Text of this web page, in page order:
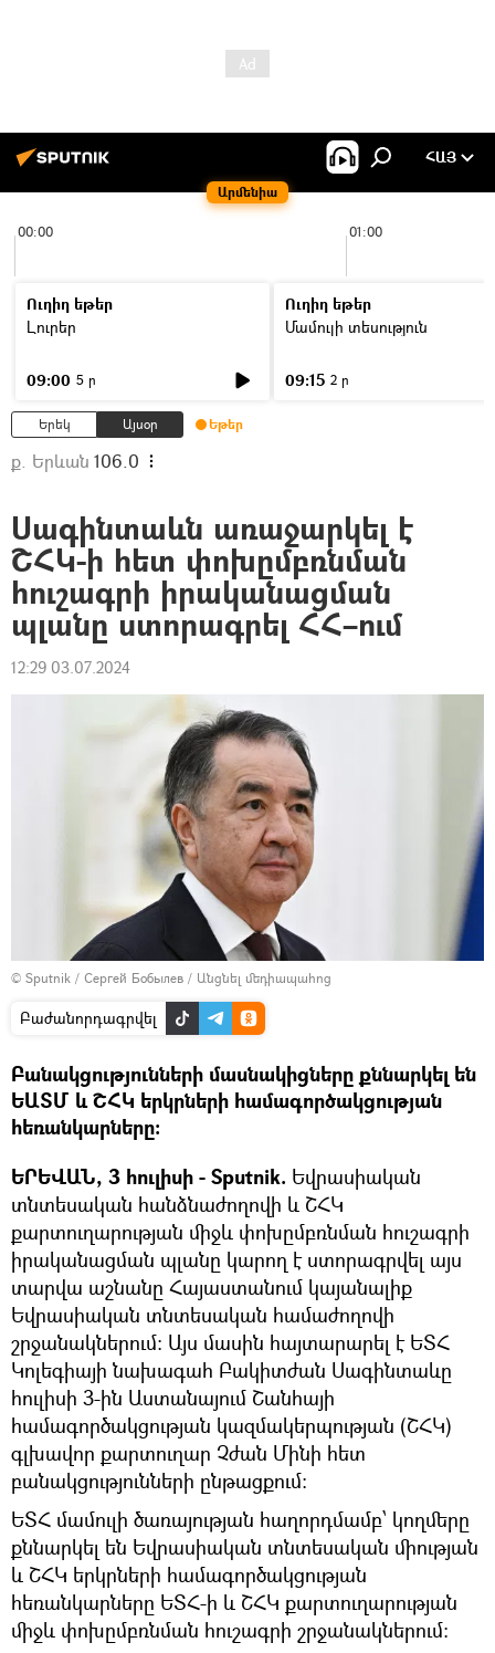
Արմենիա
ՀԱՅ
00:00 01:00
Ուղիղ եթեր
Լուրեր
09:00 5 ր
Ուղիղ եթեր
Մամուլի տեսություն
09:15 2 ր
Երեկ Այսօր Եթեր
ք. Երևան 106.0
Սագինտաևն առաջարկել է
ՇՀԿ-ի հետ փոխըմբռնման
հուշագրի իրականացման
պլանը ստորագրել ՀՀ–ում
12:29 03.07.2024
© Sputnik / Сергей Бобылев / Անցնել մեդիապահոց
Բաժանորդագրվել
Բանակցությունների մասնակիցները քննարկել են
ԵԱՏՄ և ՇՀԿ երկրների համագործակցության
հեռանկարները:
ԵՐԵՎԱՆ, 3 հուլիսի - Sputnik. Եվրասիական
տնտեսական հանձնաժողովի և ՇՀԿ
քարտուղարության միջև փոխըմբռնման հուշագրի
իրականացման պլանը կարող է ստորագրվել այս
տարվա աշնանը Հայաստանում կայանալիք
Եվրասիական տնտեսական համաժողովի
շրջանակներում: Այս մասին հայտարարել է ԵՏՀ
Կոլեգիայի նախագահ Բակիտժան Սագինտաևը
հուլիսի 3-ին Աստանայում Շանհայի
համագործակցության կազմակերպության (ՇՀԿ)
գլխավոր քարտուղար Չժան Մինի հետ
բանակցությունների ընթացքում։
ԵՏՀ մամուլի ծառայության հաղորդմամբ՝ կողմերը
քննարկել են Եվրասիական տնտեսական միության
և ՇՀԿ երկրների համագործակցության
հեռանկարները ԵՏՀ-ի և ՇՀԿ քարտուղարության
միջև փոխըմբռնման հուշագրի շրջանակներում: